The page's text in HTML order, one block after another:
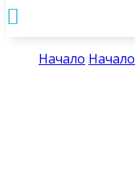

Начало Начало